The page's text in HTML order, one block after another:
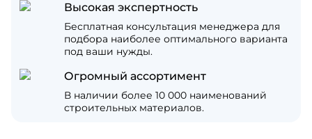
Высокая экспертность
Бесплатная консультация менеджера для
подбора наиболее оптимального варианта
под ваши нужды.
Огромный ассортимент
В наличии более 10 000 наименований
строительных материалов.